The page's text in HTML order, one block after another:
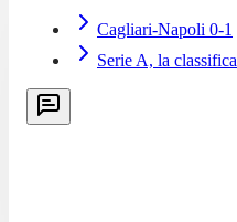
Cagliari-Napoli 0-1
Serie A, la classifica